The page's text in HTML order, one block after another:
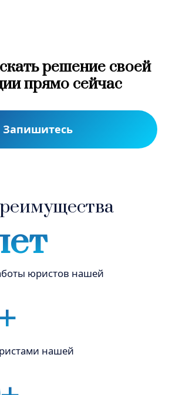
решение своей
прямо сейчас
Запишитесь
юристов нашей
нашей
нам за помощь в
Игорь
"G
стаж